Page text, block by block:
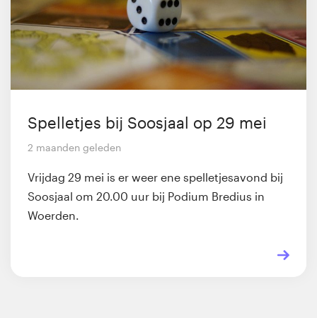
Spelletjes bij Soosjaal op 29 mei
2 maanden geleden
Vrijdag 29 mei is er weer ene spelletjesavond bij
Soosjaal om 20.00 uur bij Podium Bredius in
Woerden.